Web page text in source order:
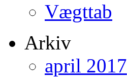
Vægttab
Arkiv
april 2017